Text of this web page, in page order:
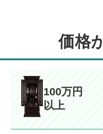
価格
100万円
以上